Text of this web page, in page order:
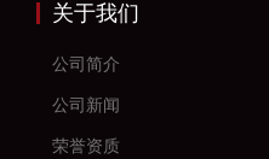
关于我们
公司简介
公司新闻
荣誉资质